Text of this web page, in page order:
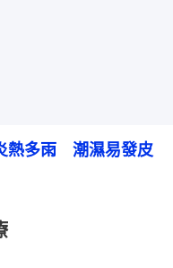
熱多雨　潮濕易發皮